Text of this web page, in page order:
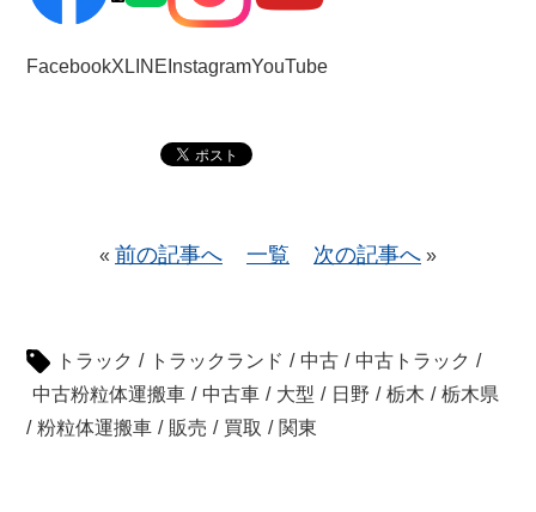
FacebookX LINE InstagramYouTube
« 前の記事へ 一覧 次の記事へ »
トラック / トラックランド / 中古 / 中古トラック /
中古粉粒体運搬車 / 中古車 / 大型 / 日野 / 栃木 / 栃木県
/ 粉粒体運搬車 / 販売 / 買取 / 関東